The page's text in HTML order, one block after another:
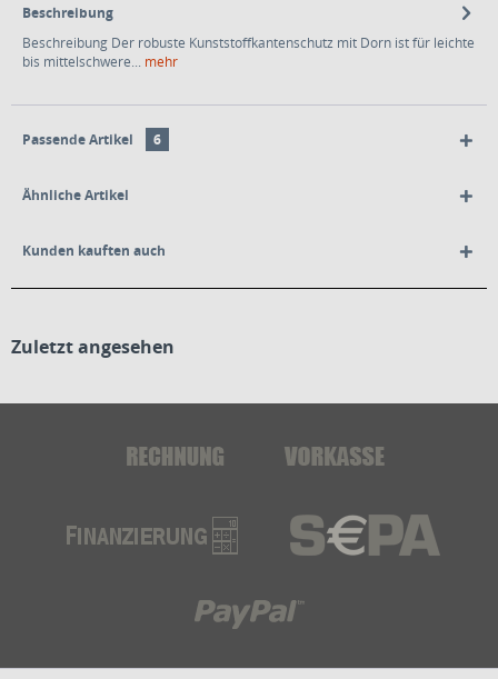
Beschreibung
Beschreibung Der robuste Kunststoffkantenschutz mit Dorn ist für leichte
bis mittelschwere... mehr
Passende Artikel 6
Ähnliche Artikel
Kunden kauften auch
Zuletzt angesehen